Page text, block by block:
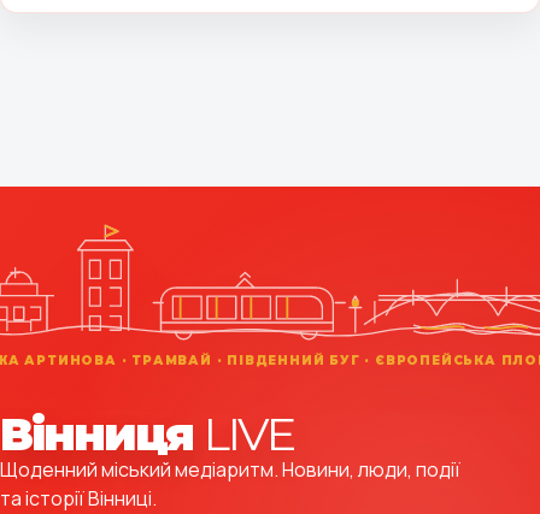
Вінниця LIVE
Щоденний міський медіаритм. Новини, люди, події
та історії Вінниці.